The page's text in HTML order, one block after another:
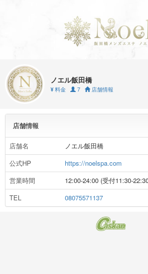
ノエル飯田橋
¥ 料金 7 店舗情報
店舗情報
店舗名
ノエル飯田橋
公式HP
https://noelspa.com
営業時間
12:00-24:00 (受付11:30-
TEL
08075571137